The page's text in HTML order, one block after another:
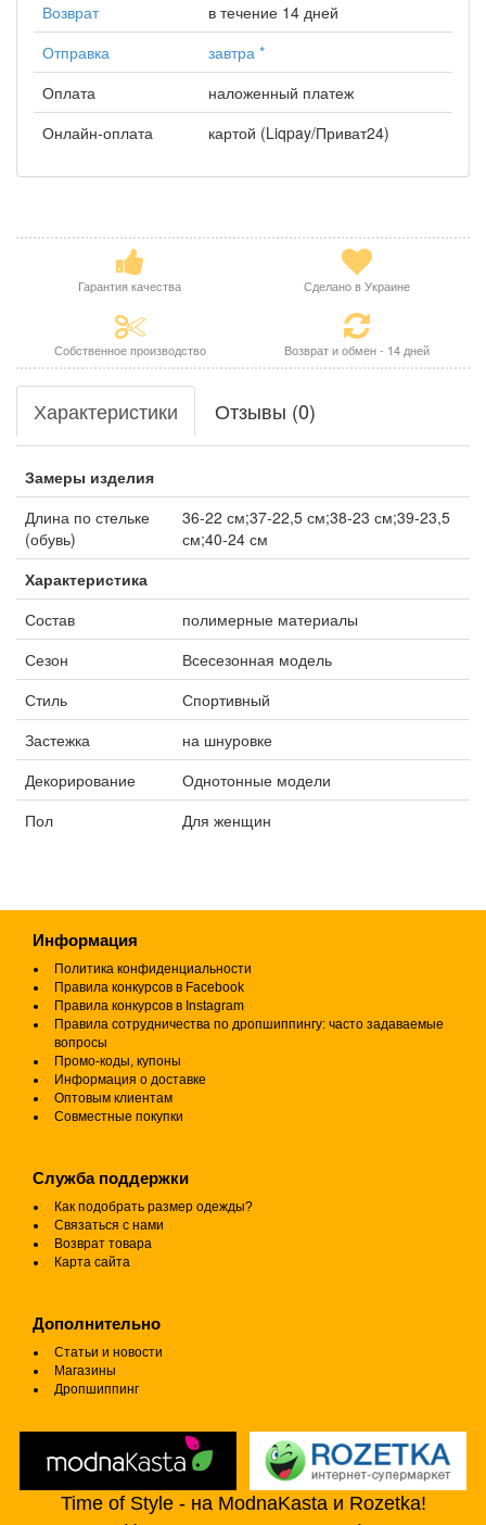
Возврат
в течение 14 дней
Отправка
завтра *
Оплата
наложенный платеж
Онлайн-оплата
картой (Liqpay/Приват24)
Гарантия качества Сделано в Украине
Собственное производство Возврат и обмен - 14 дней
Характеристики Отзывы (0)
Замеры изделия
Длина по стельке
(обувь)
36-22 см;37-22,5 см;38-23 см;39-23,5
см;40-24 см
Характеристика
Состав
полимерные материалы
Сезон
Всесезонная модель
Стиль
Спортивный
Застежка
на шнуровке
Декорирование
Однотонные модели
Пол
Для женщин
Информация
Политика конфиденциальности
Правила конкурсов в Facebook
Правила конкурсов в Instagram
Правила сотрудничества по дропшиппингу: часто задаваемые
вопросы
Промо-коды, купоны
Информация о доставке
Оптовым клиентам
Совместные покупки
Служба поддержки
Как подобрать размер одежды?
Связаться с нами
Возврат товара
Карта сайта
Дополнительно
Статьи и новости
Магазины
Дропшиппинг
Time of Style - на ModnaKasta и Rozetka!